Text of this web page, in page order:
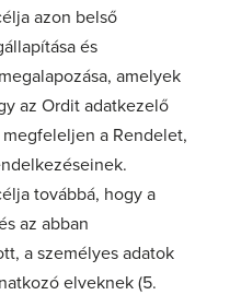
azon belső
és
amelyek
az Ordit adatkezelő
a Rendelet,
továbbá, hogy a
az abban
a személyes adatok
elveknek (5.